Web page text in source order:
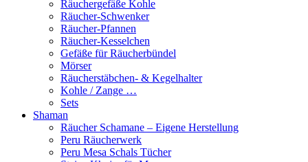
Räuchergefäße Kohle
Räucher-Schwenker
Räucher-Pfannen
Räucher-Kesselchen
Gefäße für Räucherbündel
Mörser
Räucherstäbchen- & Kegelhalter
Kohle / Zange …
Sets
Shaman
Räucher Schamane – Eigene Herstellung
Peru Räucherwerk
Peru Mesa Schals Tücher